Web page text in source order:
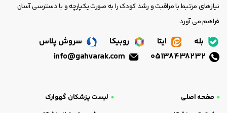
نیازهای مرتبط با مراقبت و رشد کودک را به صورت یکپارچه و با دسترسی آسان
فراهم می آورد.
بله ایتا روبیکا
سروش پلاس
صفحه اصلی
لیست پزشکان گهوارک